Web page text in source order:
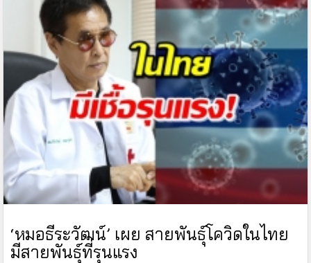
‘หมอธีระวัฒน์’ เผย สายพันธุ์โควิดในไทย
มีสายพันธุ์ที่รุนแรง